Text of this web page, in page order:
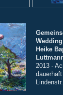
Heike
2013 -